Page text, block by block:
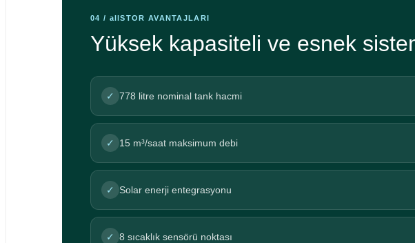
04 / allSTOR AVANTAJLARI
Yüksek kapasiteli ve esnek
✓ 778 litre nominal tank hacmi
✓ 15 m³/saat maksimum debi
✓ Solar enerji entegrasyonu
✓ 8 sıcaklık sensörü noktası